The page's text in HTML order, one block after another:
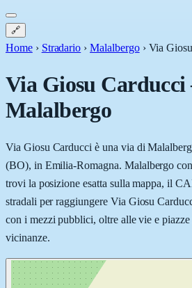
🔗
Home › Stradario › Malalbergo › Via
Via Giosu Carducci
Malalbergo
Via Giosu Carducci è una via di
(BO), in Emilia-Romagna. Malalbergo
trovi la posizione esatta sulla mappa, il
stradali per raggiungere Via Giosu
con i mezzi pubblici, oltre alle vie e
vicinanze.